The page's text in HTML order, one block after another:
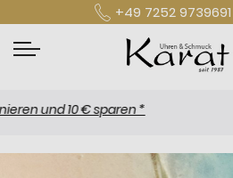
+49 7252 9739691
10 € sparen *